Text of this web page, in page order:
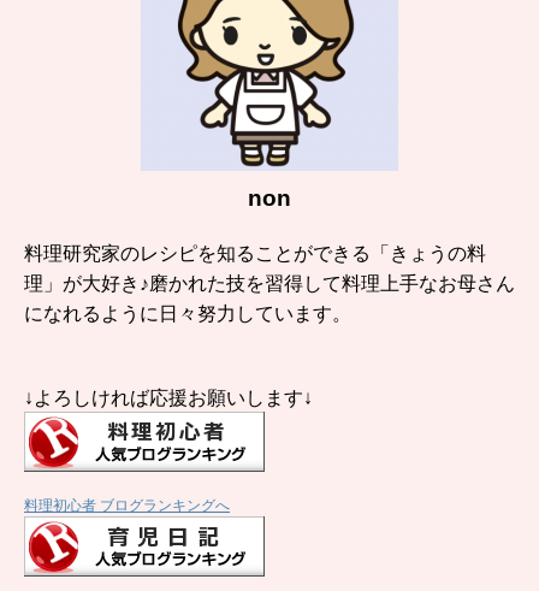
non
料理研究家のレシピを知ることができる「きょうの料
理」が大好き♪磨かれた技を習得して料理上手なお母さん
になれるように日々努力しています。
↓よろしければ応援お願いします↓
料理初心者 ブログランキングへ